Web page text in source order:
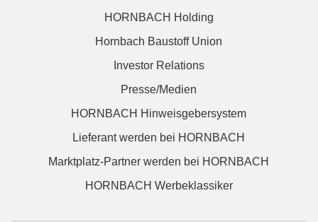
HORNBACH Holding
Hornbach Baustoff Union
Investor Relations
Presse/Medien
HORNBACH Hinweisgebersystem
Lieferant werden bei HORNBACH
Marktplatz-Partner werden bei HORNBACH
HORNBACH Werbeklassiker